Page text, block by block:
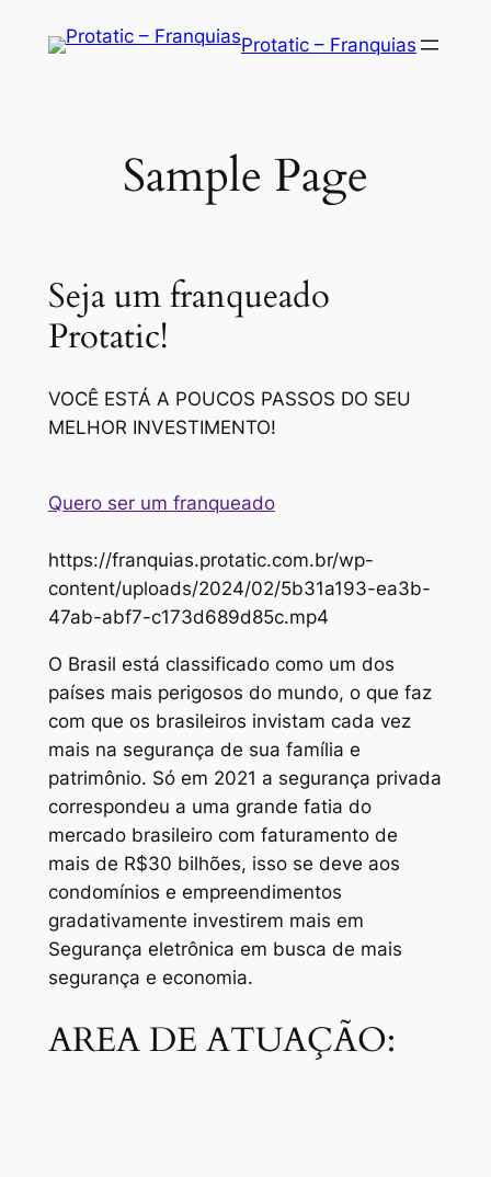
Protatic – Franquias
Sample Page
Seja um franqueado
Protatic!
VOCÊ ESTÁ A POUCOS PASSOS DO SEU
MELHOR INVESTIMENTO!
Quero ser um franqueado
https://franquias.protatic.com.br/wp-
content/uploads/2024/02/5b31a193-ea3b-
47ab-abf7-c173d689d85c.mp4
O Brasil está classificado como um dos
países mais perigosos do mundo, o que faz
com que os brasileiros invistam cada vez
mais na segurança de sua família e
patrimônio. Só em 2021 a segurança privada
correspondeu a uma grande fatia do
mercado brasileiro com faturamento de
mais de R$30 bilhões, isso se deve aos
condomínios e empreendimentos
gradativamente investirem mais em
Segurança eletrônica em busca de mais
segurança e economia.
AREA DE ATUAÇÃO: